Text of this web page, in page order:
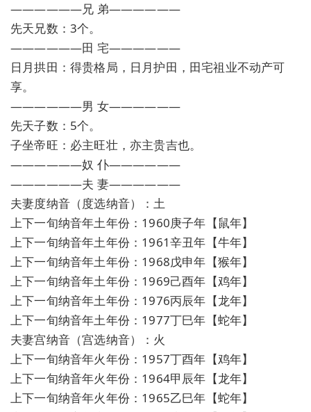
——————兄 弟——————
先天兄数：3个。
——————田 宅——————
日月拱田：得贵格局，日月护田，田宅祖业不动产可
享。
——————男 女——————
先天子数：5个。
子坐帝旺：必主旺壮，亦主贵吉也。
——————奴 仆——————
——————夫 妻——————
夫妻度纳音（度选纳音）：土
上下一旬纳音年土年份：1960庚子年【鼠年】
上下一旬纳音年土年份：1961辛丑年【牛年】
上下一旬纳音年土年份：1968戊申年【猴年】
上下一旬纳音年土年份：1969己酉年【鸡年】
上下一旬纳音年土年份：1976丙辰年【龙年】
上下一旬纳音年土年份：1977丁巳年【蛇年】
夫妻宫纳音（宫选纳音）：火
上下一旬纳音年火年份：1957丁酉年【鸡年】
上下一旬纳音年火年份：1964甲辰年【龙年】
上下一旬纳音年火年份：1965乙巳年【蛇年】